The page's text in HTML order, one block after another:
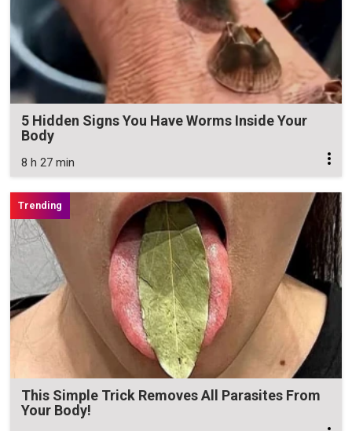
5 Hidden Signs You Have Worms Inside Your
Body
8 h 27 min
This Simple Trick Removes All Parasites From
Your Body!